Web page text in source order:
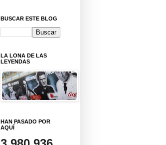
BUSCAR ESTE BLOG
LA LONA DE LAS
LEYENDAS
HAN PASADO POR
AQUÍ